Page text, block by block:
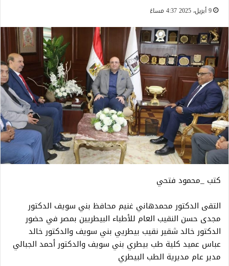
9 أبريل، 2025 4:37 مساءً
كتب _محمود فتحي
التقى الدكتور محمدهاني غنيم محافظ بني سويف الدكتور
مجدى حسن النقيب العام للأطباء البيطريين بمصر في حضور
الدكتور خالد شقير نقيب بيطريي بني سويف والدكتور خالد
عباس عميد كلية طب بيطري بني سويف والدكتور أحمد الجبالي
مدير عام مديرية الطب البيطري